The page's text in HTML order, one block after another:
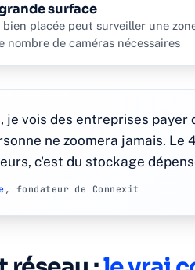
surface
placée peut surveiller une
nombre de caméras nécessaires
je vois des entreprises payer
ne zoomera jamais. Le
c'est du stockage
, fondateur de Connexit